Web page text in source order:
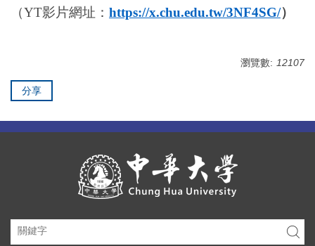
（YT影片網址： https://x.chu.edu.tw/3NF4SG/）
瀏覽數: 12107
分享